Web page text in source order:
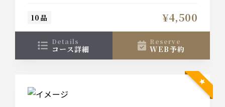
種』『刺身３種盛り合わせ』も楽しめるコースで
10品 ¥4,500
details
コース詳細
reserve
WEB予約